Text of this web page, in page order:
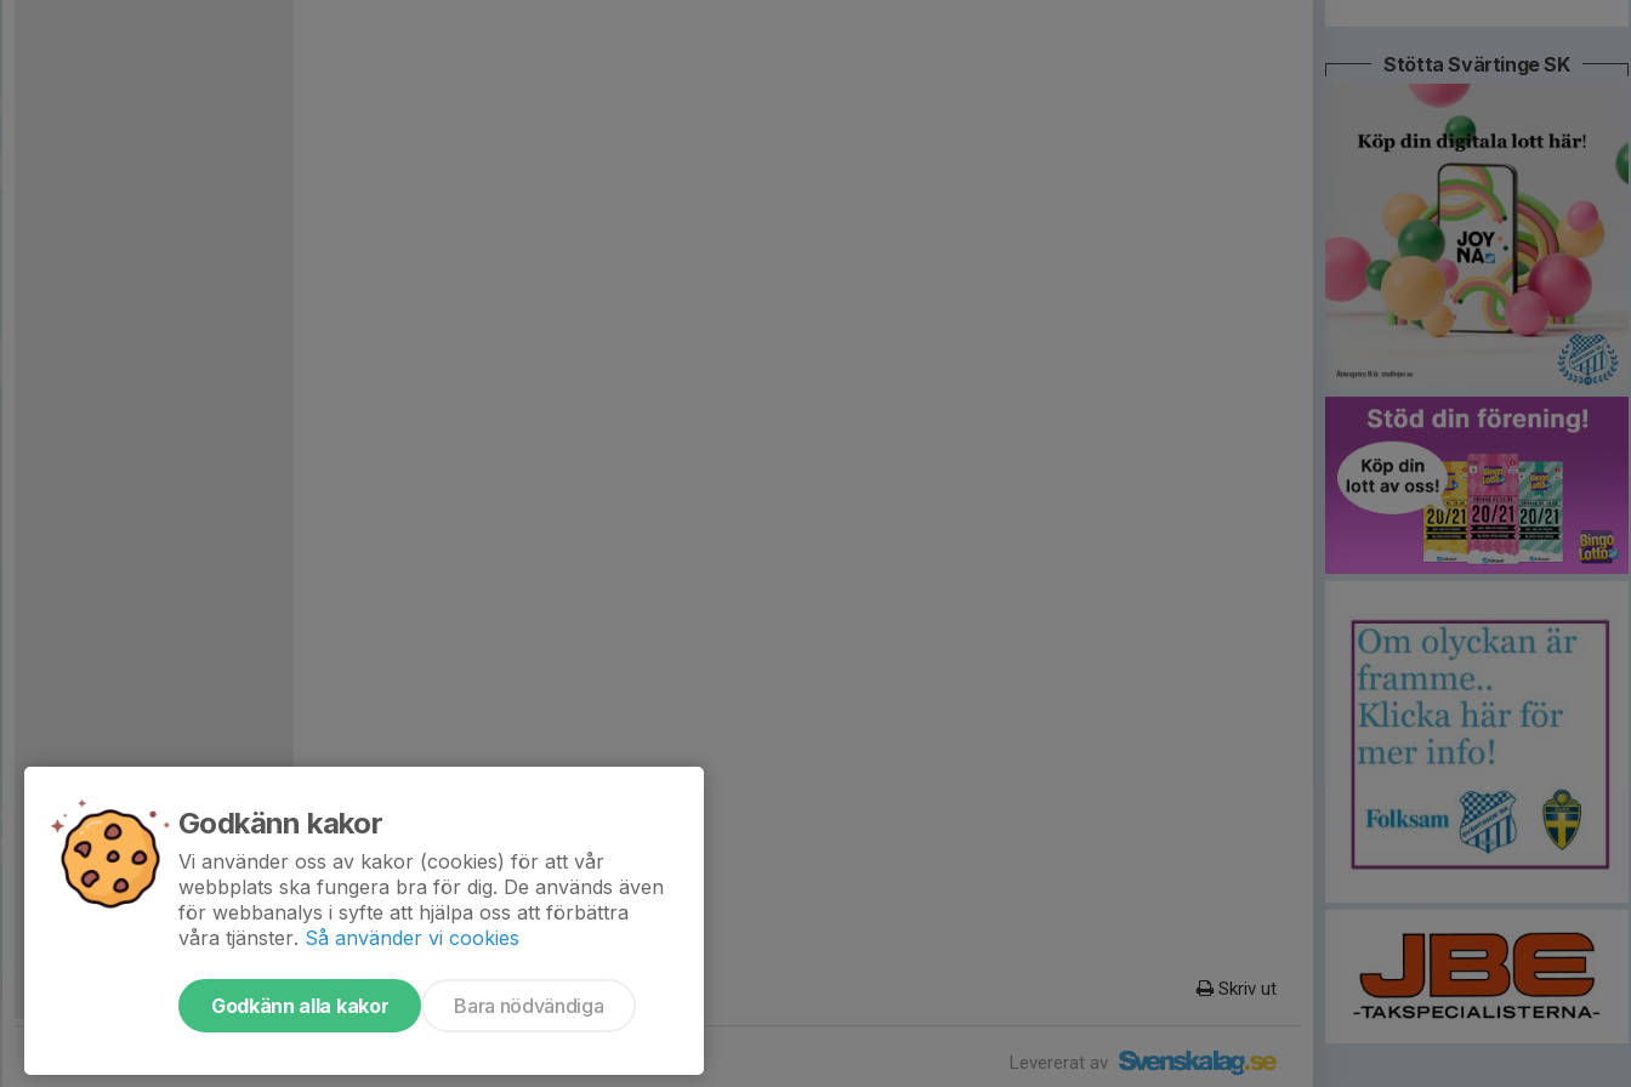
Skriv ut
Levererat av
Stötta Svärtinge SK
Godkänn kakor
Vi använder oss av kakor (cookies) för att vår
webbplats ska fungera bra för dig. De används även
för webbanalys i syfte att hjälpa oss att förbättra
våra tjänster. Så använder vi cookies
Godkänn alla kakor Bara nödvändiga